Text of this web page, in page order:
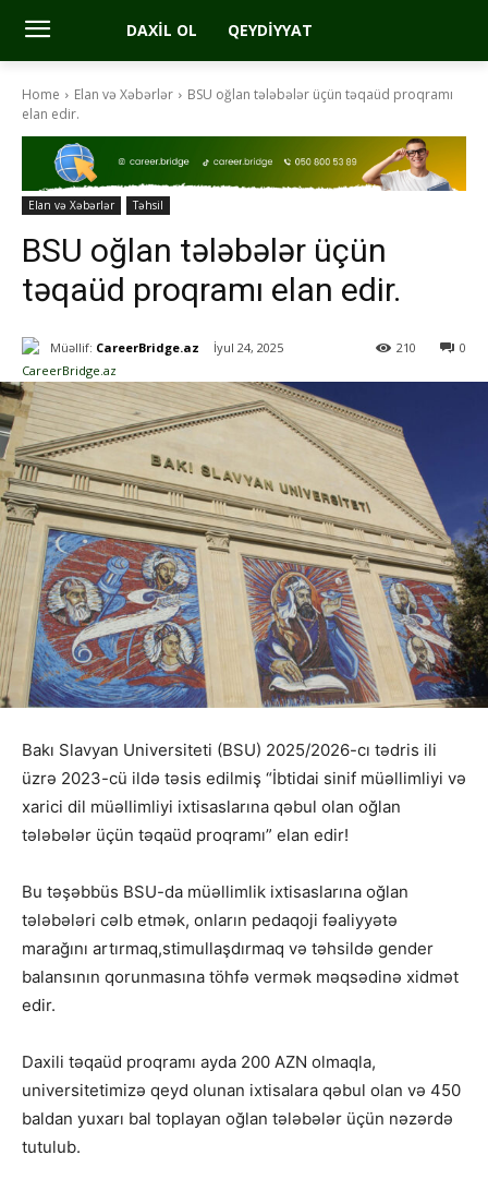
DAXIL OL QEYDIYYAT
Home Elan və Xəbərlər
BSU oğlan tələbələr üçün təqaüd proqramı
elan edir.
Elan və Xəbərlər Təhsil
BSU oğlan tələbələr üçün
təqaüd proqramı elan edir.
Müəllif: CareerBridge.az İyul 24, 2025 0
210
Bakı Slavyan Universiteti (BSU) 2025/2026-cı tədris ili
üzrə 2023-cü ildə təsis edilmiş “İbtidai sinif müəllimliyi və
xarici dil müəllimliyi ixtisaslarına qəbul olan oğlan
tələbələr üçün təqaüd proqramı” elan edir!
Bu təşəbbüs BSU-da müəllimlik ixtisaslarına oğlan
tələbələri cəlb etmək, onların pedaqoji fəaliyyətə
marağını artırmaq,stimullaşdırmaq və təhsildə gender
balansının qorunmasına töhfə vermək məqsədinə xidmət
edir.
Daxili təqaüd proqramı ayda 200 AZN olmaqla,
universitetimizə qeyd olunan ixtisalara qəbul olan və 450
baldan yuxarı bal toplayan oğlan tələbələr üçün nəzərdə
tutulub.